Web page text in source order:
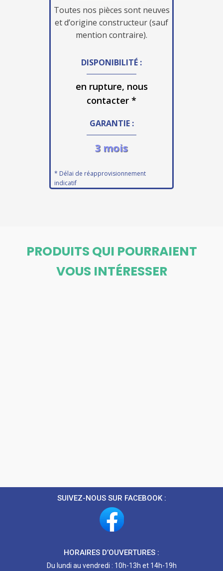
Toutes nos pièces sont neuves
et d’origine constructeur (sauf
mention contraire).
DISPONIBILITÉ :
en rupture, nous
contacter *
GARANTIE :
3 mois
* Délai de réapprovisionnement
indicatif
PRODUITS QUI POURRAIENT
VOUS INTÉRESSER
SUIVEZ-NOUS SUR FACEBOOK :
HORAIRES D’OUVERTURES :
Du lundi au vendredi : 10h-13h et 14h-19h